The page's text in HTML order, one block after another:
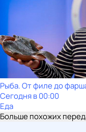
Рыба. От филе до
Сегодня в 00:00
Еда
Больше похожих